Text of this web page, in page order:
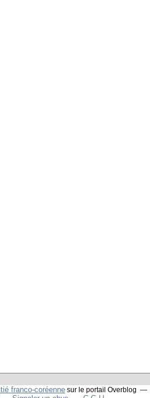
franco-coréenne sur le portail Overblog